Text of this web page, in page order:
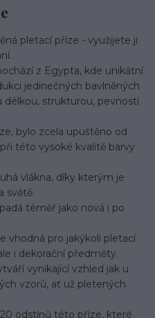
pletací příze - využijete ji
z Egypta, kde unikátní
jedinečných bavlněných
délkou, strukturou, pevností
bylo zcela upuštěno od
této vysoké kvalitě barvy
vlákna, díky kterým je
světě.
téměř jako nová i po
vhodná pro jakýkoli pletací
i dekorační předměty.
vynikající vzhled jak u
vzorů, ať už pletených
odstínů této příze, které